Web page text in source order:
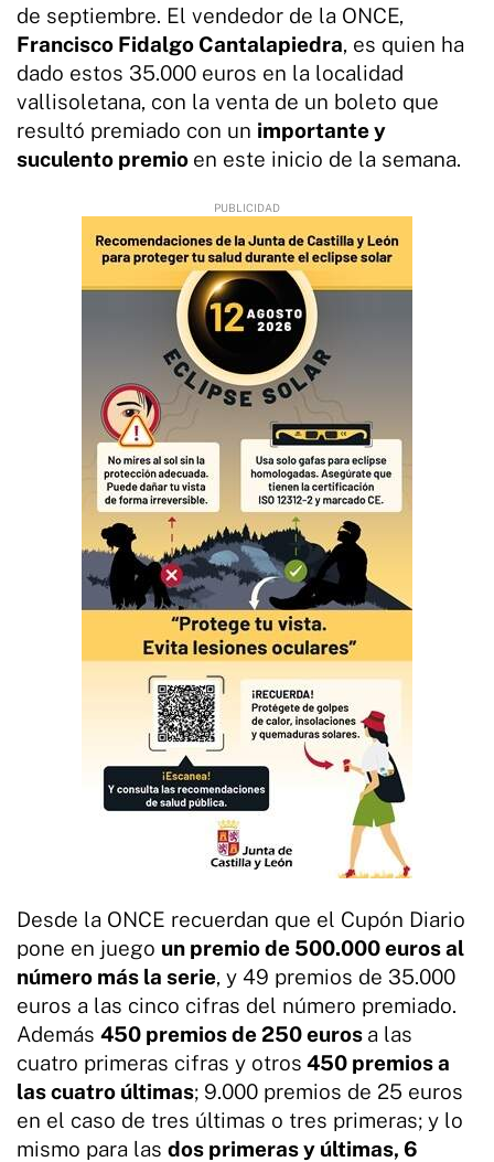
de septiembre. El vendedor de la ONCE,
Francisco Fidalgo Cantalapiedra, es quien ha
dado estos 35.000 euros en la localidad
vallisoletana, con la venta de un boleto que
resultó premiado con un importante y
suculento premio en este inicio de la semana.
Desde la ONCE recuerdan que el Cupón Diario
pone en juego un premio de 500.000 euros al
número más la serie, y 49 premios de 35.000
euros a las cinco cifras del número premiado.
Además 450 premios de 250 euros a las
cuatro primeras cifras y otros 450 premios a
las cuatro últimas; 9.000 premios de 25 euros
en el caso de tres últimas o tres primeras; y lo
mismo para las dos primeras y últimas, 6